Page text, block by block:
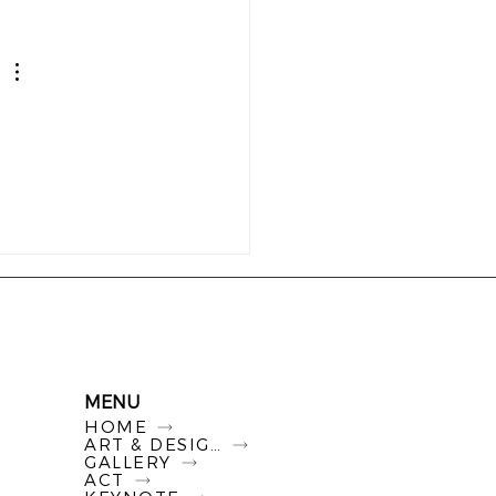
MENU
HOME
ART & DESIGN
GALLERY
ACT